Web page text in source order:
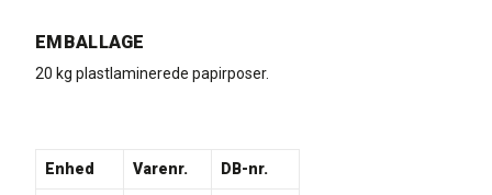
EMBALLAGE
20 kg plastlaminerede papirposer.
Enhed Varenr. DB-nr.